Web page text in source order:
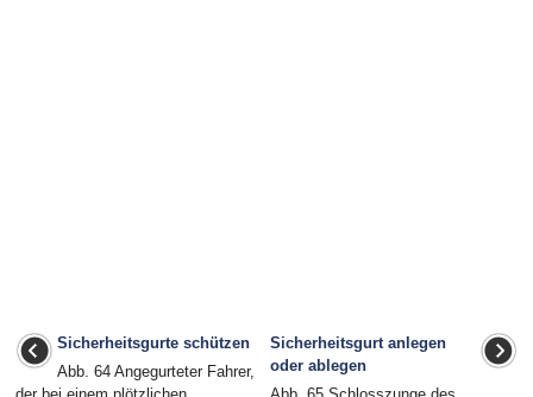
Sicherheitsgurte schützen
Abb. 64 Angegurteter Fahrer,
Sicherheitsgurt anlegen
oder ablegen